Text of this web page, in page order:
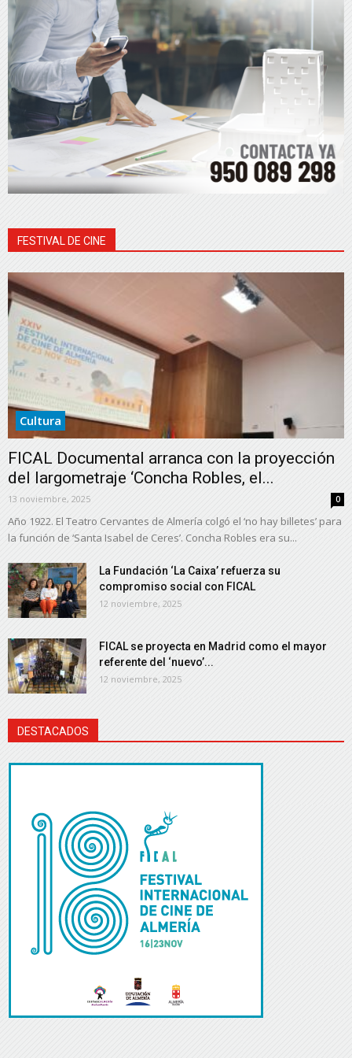
FESTIVAL DE CINE
Cultura
FICAL Documental arranca con la proyección
del largometraje ‘Concha Robles, el...
13 noviembre, 2025 0
Año 1922. El Teatro Cervantes de Almería colgó el ‘no hay billetes’ para
la función de ‘Santa Isabel de Ceres’. Concha Robles era su...
La Fundación ‘La Caixa’ refuerza su
compromiso social con FICAL
12 noviembre, 2025
FICAL se proyecta en Madrid como el mayor
referente del ‘nuevo’...
12 noviembre, 2025
DESTACADOS